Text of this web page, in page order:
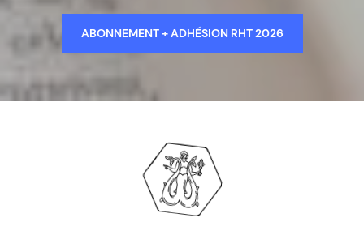
ABONNEMENT + ADHÉSION RHT 2026